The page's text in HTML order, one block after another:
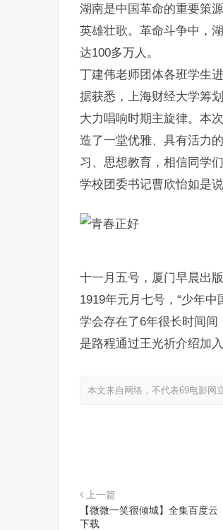
湖南是中国革命的重要策
英雄壮歌。革命斗争中，
达100多万人。
丁建伟老师团体各班学生
据获悉，上海财经大学筹
大力唱响时期主旋律。本
造了一堂优雅、具有活力
习、思想教育，相信同学
学校团委书记曹欣怡如是说
十一月五号，厦门早晨出
1919年元月七号，“少年
学会存在了6年很长时间
是路程通过王光祈介绍加
本文来自网络，不代表69电影网
上一篇
【微微一笑很倾城】全集百度云
下载